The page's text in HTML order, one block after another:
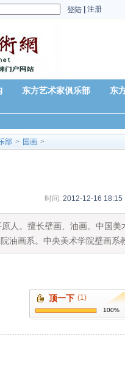
登陆| 注册
东方艺术家俱乐部 东
部 > 国画 >
时间: 2012-12-16 18:15
。擅长壁画、油画。中国美
画系。中央美术学院壁画系
顶一下 (1)
100%